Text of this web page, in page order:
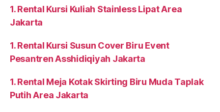
1. Rental Kursi Kuliah Stainless Lipat Area
Jakarta
1. Rental Kursi Susun Cover Biru Event
Pesantren Asshidiqiyah Jakarta
1. Rental Meja Kotak Skirting Biru Muda Taplak
Putih Area Jakarta